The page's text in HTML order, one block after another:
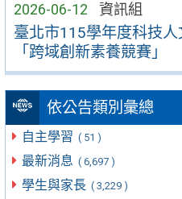
2026-06-12 資訊組
臺北市115學年度科技
「跨域創新素養競賽」
依公告類別彙總
自主學習 ( 51 )
最新消息 ( 6,697 )
學生與家長 ( 3,229 )